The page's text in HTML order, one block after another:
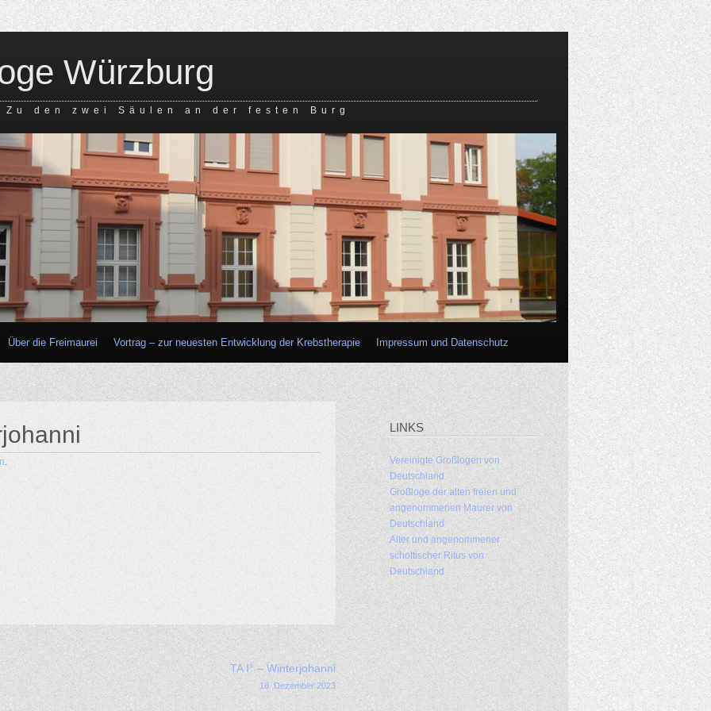
Würzburg
Zu den zwei Säulen an der festen Burg
Über die Freimaurei Vortrag – zur neuesten Entwicklung der Krebstherapie Impressum und Datenschutz
.
TA I° – Winterjohanni
18. Dezember 2023
LINKS
Vereinigte Großlogen von
Deutschland
Großloge der alten freien und
angenommenen Maurer von
Deutschland
Alter und angenommener
schottischer Ritus von
Deutschland